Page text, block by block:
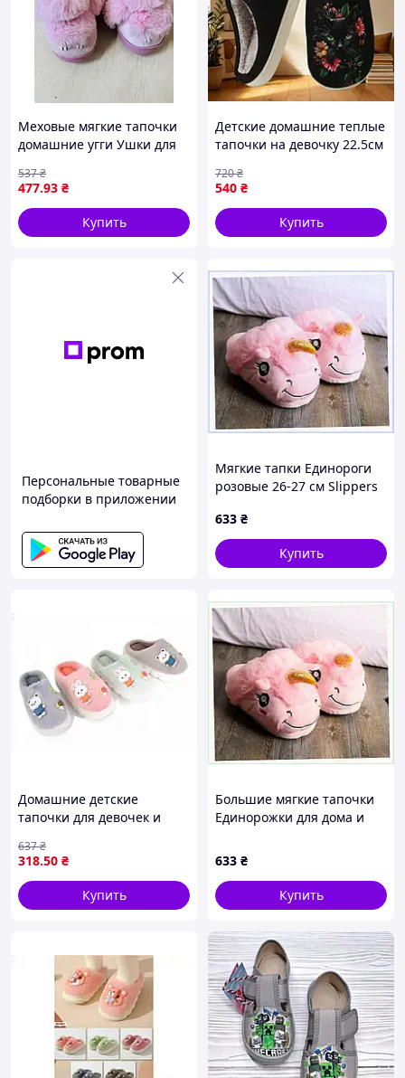
Меховые мягкие тапочки
домашние угги Ушки для
размер 32 33 34 35
477.93 ₴
537₴
Купить
Детские домашние теплые
тапочки на девочку 22.5см
540 ₴
720₴
Купить
Персональные товарные
подборки в приложении
Мягкие тапки Единороги
розовые 26-27 см Slippers
633 ₴
Купить
Домашние детские
тапочки для девочек и
обувь для дома
318.50 ₴
637₴
Купить
Большие мягкие тапочки
Единорожки для дома и
633 ₴
Купить